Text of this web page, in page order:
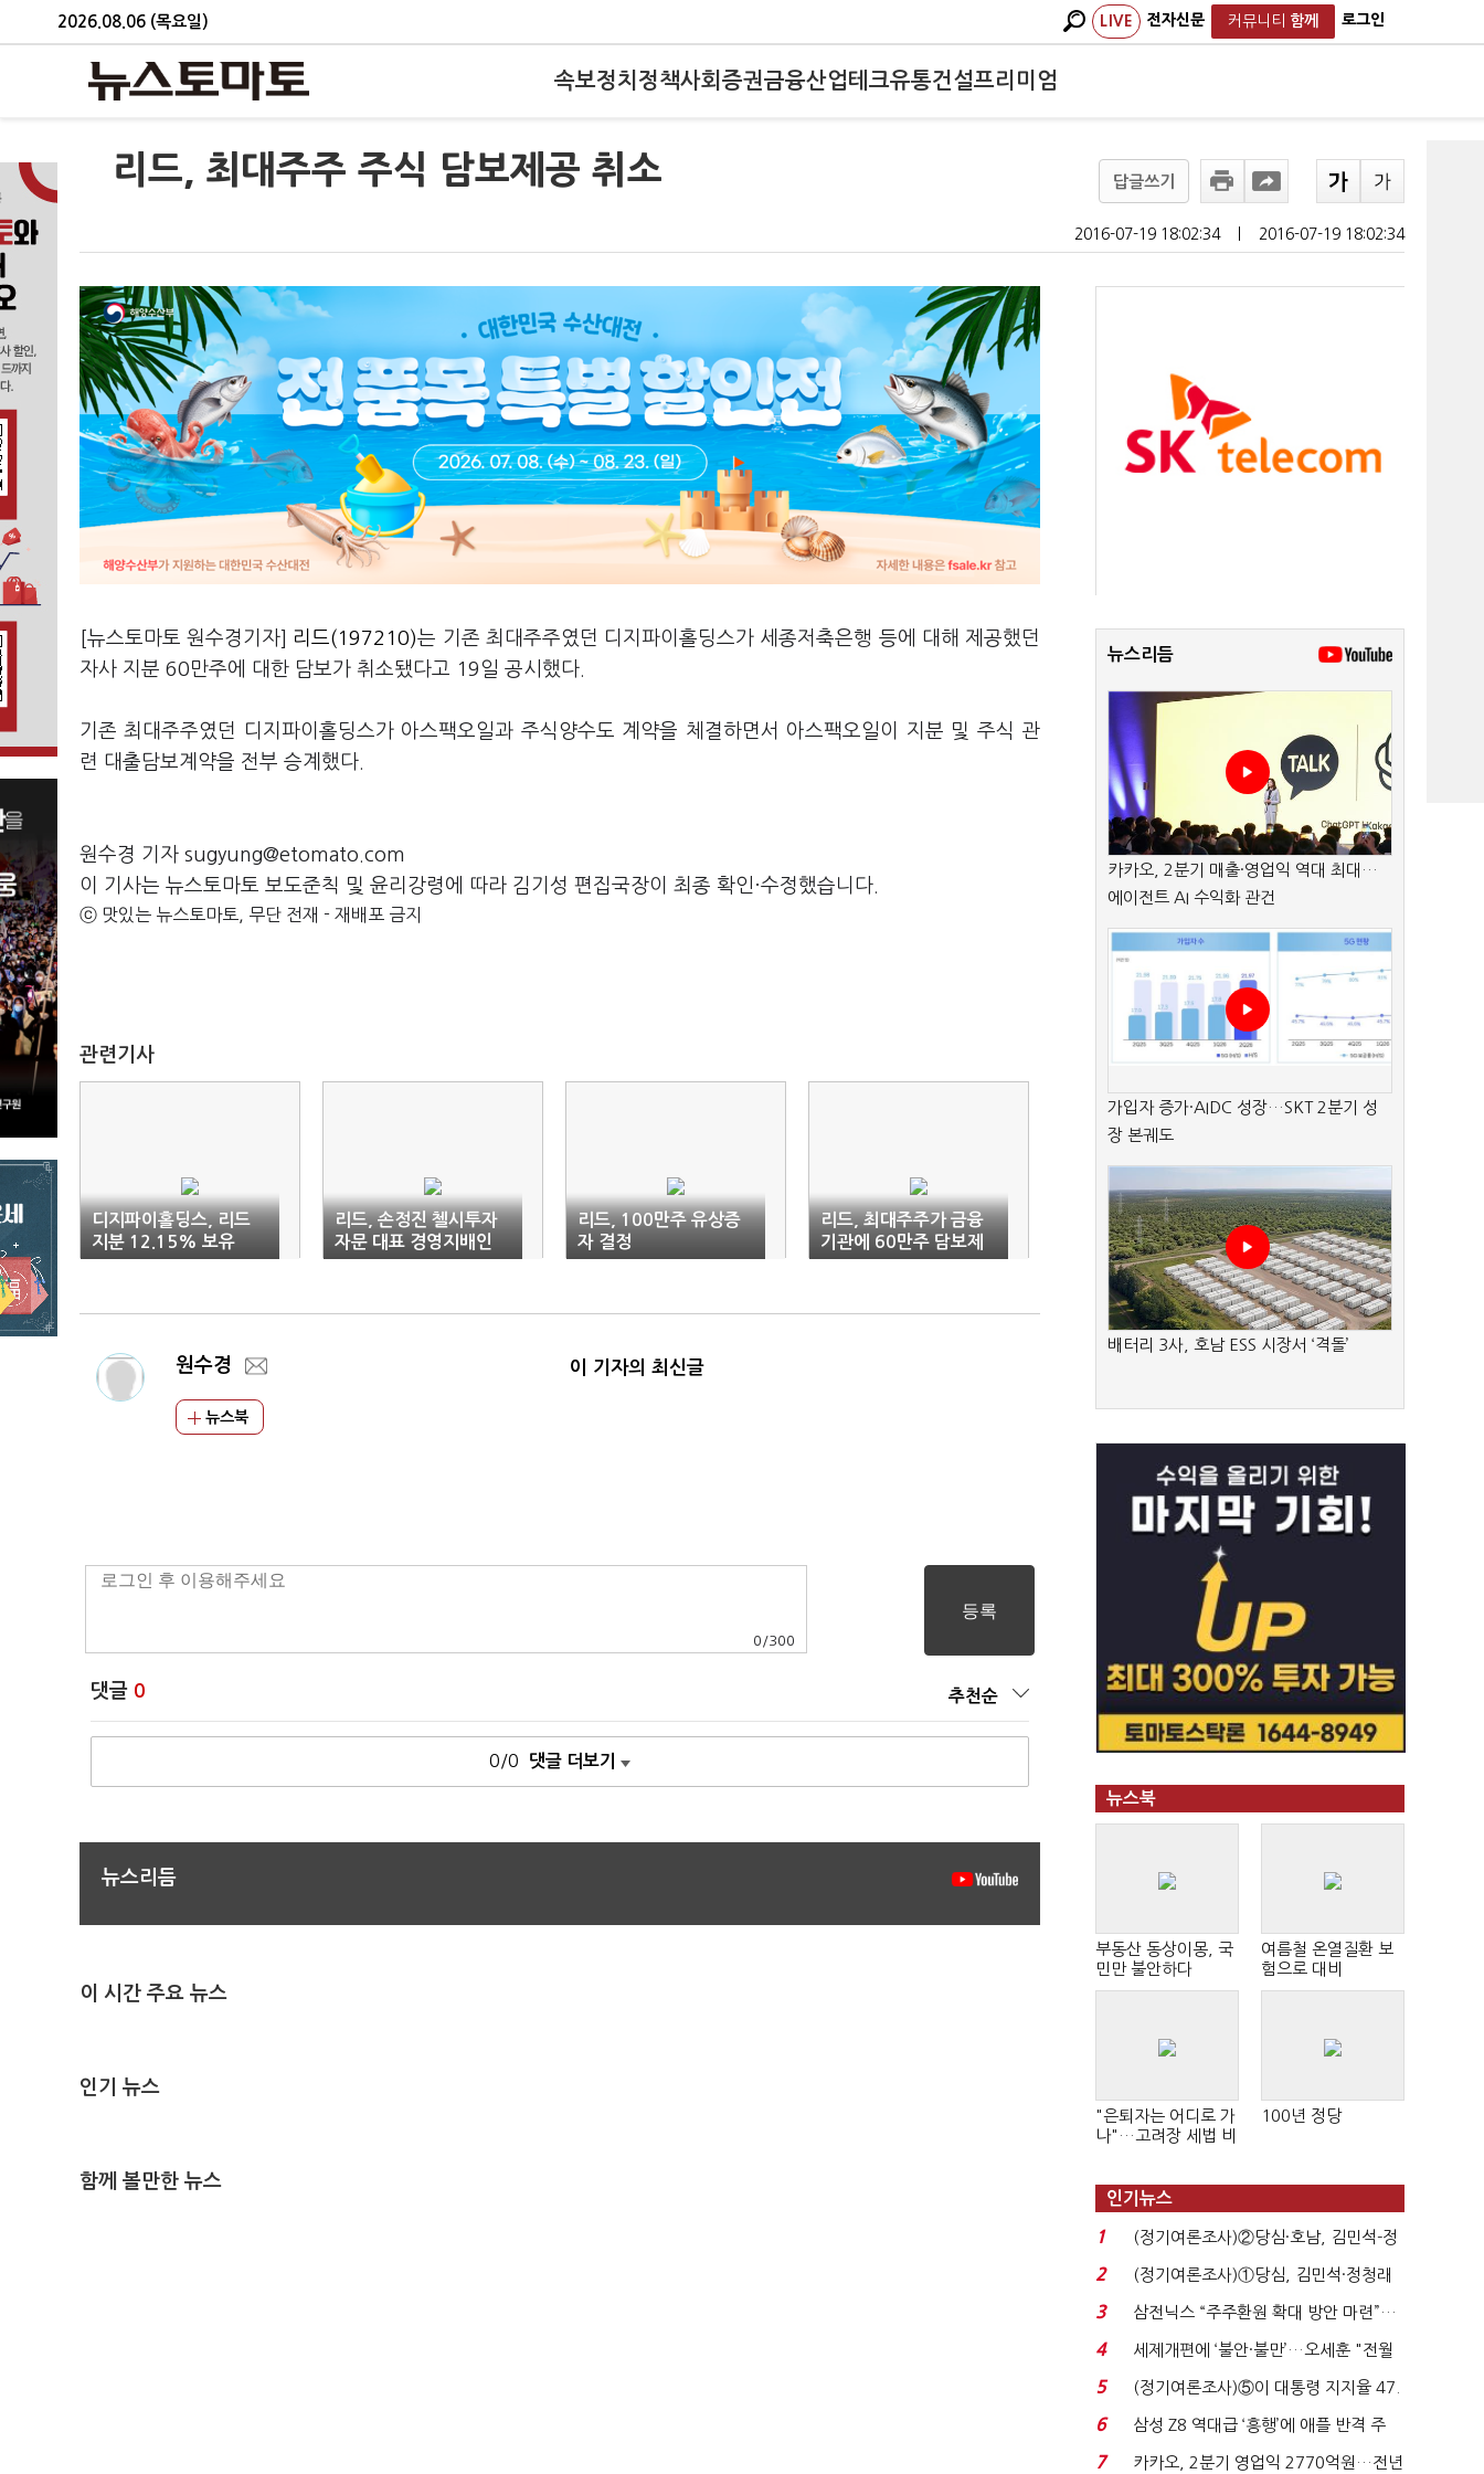
2026.08.06 (목요일) LIVE 전자신문 커뮤니티 함께 로그인
속보정치 정책사회 증권금융산업테크유통건설프리미엄
리드, 최대주주 주식 담보제공 취소 답글쓰기
2016-07-19 18:02:34 2016-07-19 18:02:34
[뉴스토마토 원수경기자] 리드(197210)는 기존 최대주주였던 디지파이홀딩스가 세종저축은행 등에 대해 제공했던
자사 지분 60만주에 대한 담보가 취소됐다고 19일 공시했다.
기존 최대주주였던 디지파이홀딩스가 아스팩오일과 주식양수도 계약을 체결하면서 아스팩오일이 지분 및 주식 관
련 대출담보계약을 전부 승계했다.
원수경 기자 sugyung@etomato.com
이 기사는 뉴스토마토 보도준칙 및 윤리강령에 따라 김기성 편집국장이 최종 확인·수정했습니다.
ⓒ 맛있는 뉴스토마토, 무단 전재 - 재배포 금지
관련기사
디지파이홀딩스, 리드
지분 12.15% 보유
리드, 손정진 첼시투자
자문 대표 경영지배인
선임
리드, 100만주 유상증
자 결정
리드, 최대주주가 금융
기관에 60만주 담보제
공
원수경
뉴스북
이 기자의 최신글
0 /300
댓글 0 추천순
0/0 댓글 더보기
뉴스리듬
이 시간 주요 뉴스
인기 뉴스
함께 볼만한 뉴스
뉴스리듬
카카오, 2분기 매출·영업익 역대 최대…
에이전트 AI 수익화 관건
가입자 증가·AIDC 성장…SKT 2분기 성
장 본궤도
배터리 3사, 호남 ESS 시장서 ‘격돌’
뉴스북
부동산 동상이몽, 국
민만 불안하다
여름철 온열질환 보
험으로 대비
"은퇴자는 어디로 가
나"…고려장 세법 비
100년 정당
인기뉴스
1
(정기여론조사)②당심·호남, 김민석-정
청래 '초접전'...
2
(정기여론조사)①당심, 김민석·정청래
'초접전'…대통령 ...
3
삼전닉스 “주주환원 확대 방안 마련”…
로이터에 성명...
4
세제개편에 ‘불안·불만’…오세훈 "전월
세 구하기 더 ...
5
(정기여론조사)⑤이 대통령 지지율 47.
7%…일주일 만에 ...
6
삼성 Z8 역대급 ‘흥행’에 애플 반격 주
목…9월 ‘폴...
7 카카오, 2분기 영업익 2770억원…전년